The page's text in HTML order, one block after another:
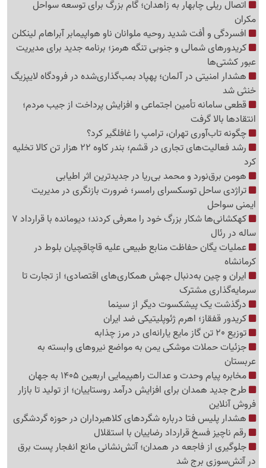
اتصال ریلی چابهار به زاهدان؛ گام بزرگ برای توسعه سواحل
مکران
افسردگی و اُفت شدید روحیه ملوانان ناو هواپیمابر آبراهام لینکلن
کریدورهای شمالی و جنوبی تنگه هرمز؛ برنامه جدید برای مدیریت
عبور کشتی‌ها
هشدار امنیتی در آلمان؛ پهپاد بمب‌گذاری‌شده در فرودگاه لایپزیگ
خنثی شد
قطعی سامانه تأمین اجتماعی و افزایش پرداخت از جیب مردم؛
انتقادها بالا گرفت
چگونه تاب‌آوری تهران، ترامپ را غافلگیر کرد؟
رشد فعالیت‌های تجاری در قشم؛ بندر کاوه 22 هزار تن کالا تخلیه
کرد
هومن برق‌نورد و محمد بی‌ریا در جدیدترین اثر اطیابی
تراژدی ساحل توسکسرای رامسر؛ ضرورت بازنگری در مدیریت
ایمنی سواحل
کهکشانی‌ها شکار بزرگ خود را معرفی کردند؛ دیومانده با قرارداد 7
ساله در رئال
عملیات یگان حفاظت منابع طبیعی علیه قاچاقچیان بلوط در
کرمانشاه
ایران و چین به‌دنبال جهش همکاری‌های اقتصادی؛ از تجارت تا
سرمایه‌گذاری مشترک
درگذشت یک پیشکسوت دیگر از سینما
کریدور قفقاز؛ اهرم ژئوپلیتیکی ضد ایران
توزیع 20 تن گاز مایع یارانه‌ای در مرز چذابه
جزئیات حملات موشکی یمن به مواضع نیروهای وابسته به
عربستان
مخابره پیام وحدت و عدالت راهپیمایی اربعین 1405 به جهان
طرح جدید همدان برای افزایش درآمد روستاییان؛ از تولید تا بازار
فروش آنلاین
هشدار پلیس فتا درباره شگردهای کلاهبرداران در حوزه گردشگری
رقم ناچیز فسخ قرارداد رضاییان با استقلال
جلوگیری از فاجعه در همدان؛ آتش‌نشانی مانع انفجار پست برق
در آتش‌سوزی برج شد